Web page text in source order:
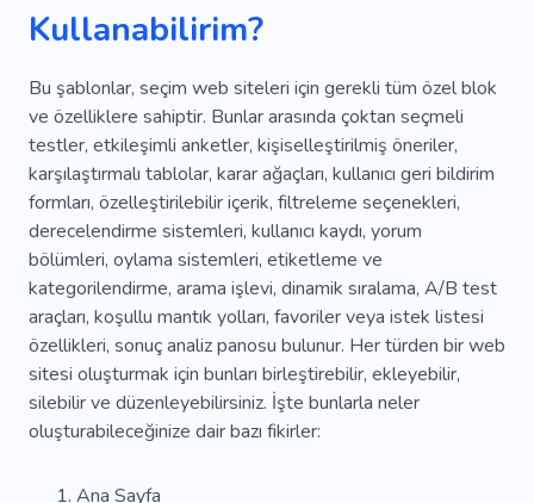
Kullanabilirim?
Bu şablonlar, seçim web siteleri için gerekli tüm özel blok
ve özelliklere sahiptir. Bunlar arasında çoktan seçmeli
testler, etkileşimli anketler, kişiselleştirilmiş öneriler,
karşılaştırmalı tablolar, karar ağaçları, kullanıcı geri bildirim
formları, özelleştirilebilir içerik, filtreleme seçenekleri,
derecelendirme sistemleri, kullanıcı kaydı, yorum
bölümleri, oylama sistemleri, etiketleme ve
kategorilendirme, arama işlevi, dinamik sıralama, A/B test
araçları, koşullu mantık yolları, favoriler veya istek listesi
özellikleri, sonuç analiz panosu bulunur. Her türden bir web
sitesi oluşturmak için bunları birleştirebilir, ekleyebilir,
silebilir ve düzenleyebilirsiniz. İşte bunlarla neler
oluşturabileceğinize dair bazı fikirler:
Ana Sayfa